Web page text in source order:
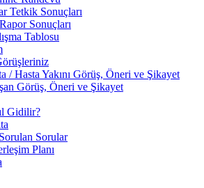
Tetkik Sonuçları
Sonuçları
Tablosu
/ Hasta Yakını Görüş, Öneri ve Şikayet
Görüş, Öneri ve Şikayet
Gidilir?
Sorular
Planı